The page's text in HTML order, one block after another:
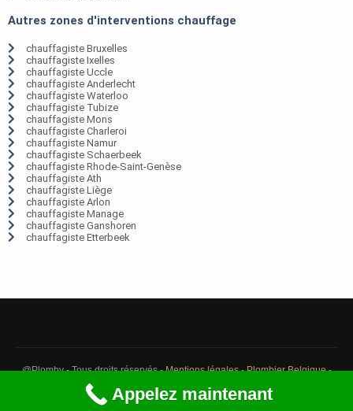
Autres zones d'interventions chauffage
chauffagiste Bruxelles
chauffagiste Ixelles
chauffagiste Uccle
chauffagiste Anderlecht
chauffagiste Waterloo
chauffagiste Tubize
chauffagiste Mons
chauffagiste Charleroi
chauffagiste Namur
chauffagiste Schaerbeek
chauffagiste Rhode-Saint-Genèse
chauffagiste Ath
chauffagiste Liège
chauffagiste Arlon
chauffagiste Manage
chauffagiste Ganshoren
chauffagiste Etterbeek
@Plomby - Tous droits réservés -Mentions légales-Plombier Belgique-
Débouchage Belgique
Appelez maintenant